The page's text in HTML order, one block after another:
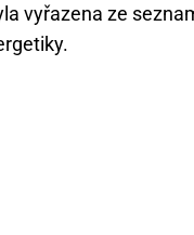
vyřazena ze